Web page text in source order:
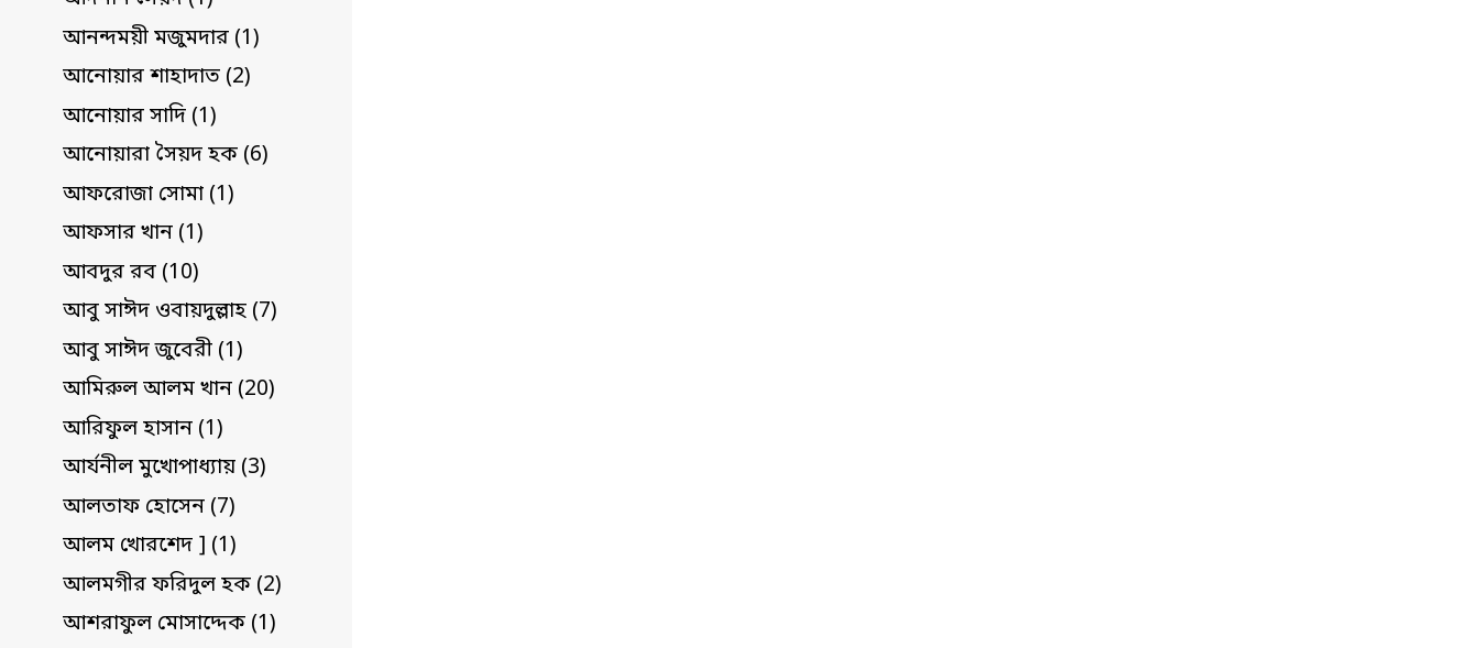
আনন্দময়ী মজুমদার (1)
আনোয়ার শাহাদাত (2)
আনোয়ার সাদি (1)
আনোয়ারা সৈয়দ হক (6)
আফরোজা সোমা (1)
আফসার খান (1)
আবদুর রব (10)
আবু সাঈদ ওবায়দুল্লাহ (7)
আবু সাঈদ জুবেরী (1)
আমিরুল আলম খান (20)
আরিফুল হাসান (1)
আর্যনীল মুখোপাধ্যায় (3)
আলতাফ হোসেন (7)
আলম খোরশেদ ] (1)
আলমগীর ফরিদুল হক (2)
আশরাফুল মোসাদ্দেক (1)